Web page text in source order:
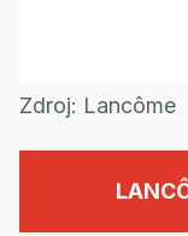
Zdroj: Lancôme